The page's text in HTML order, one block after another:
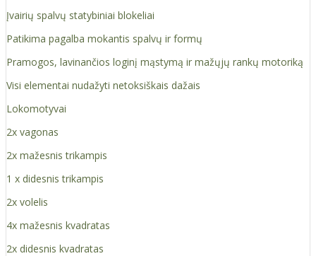
Įvairių spalvų statybiniai blokeliai
Patikima pagalba mokantis spalvų ir formų
Pramogos, lavinančios loginį mąstymą ir mažųjų rankų motoriką
Visi elementai nudažyti netoksiškais dažais
Lokomotyvai
2x vagonas
2x mažesnis trikampis
1 x didesnis trikampis
2x volelis
4x mažesnis kvadratas
2x didesnis kvadratas